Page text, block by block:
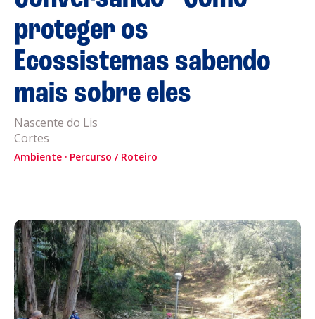
Clubes Desportivos
Contactos
Informações
Política de Privacidade
Política de Cookies
DESPORTO
proteger os
Ecossistemas sabendo
mais sobre eles
Nascente do Lis
Cortes
Ambiente Percurso / Roteiro
CRIAR NOVO
Gravar